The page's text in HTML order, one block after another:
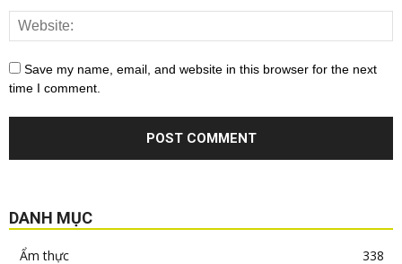
Save my name, email, and website in this browser for the next
time I comment.
DANH MỤC
Ẩm thực 338